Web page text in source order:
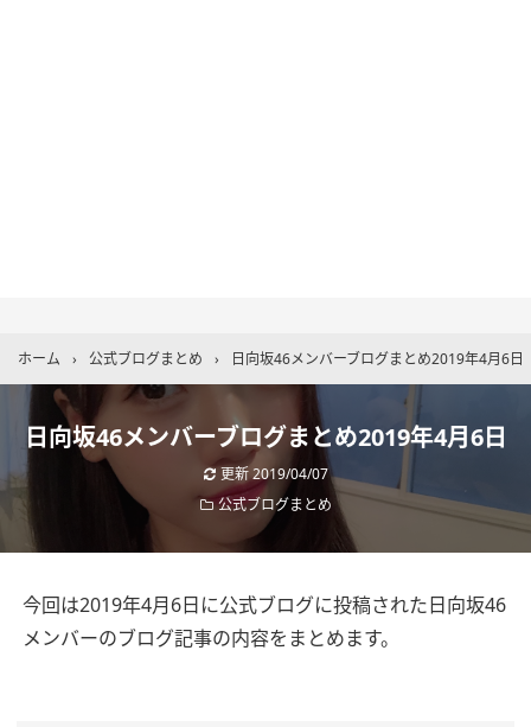
ホーム › 公式ブログまとめ › 日向坂46メンバーブログまとめ2019年4月6日
日向坂46メンバーブログまとめ2019年4月6日
更新2019/04/07
公式ブログまとめ
今回は2019年4月6日に公式ブログに投稿された日向坂46
メンバーのブログ記事の内容をまとめます。